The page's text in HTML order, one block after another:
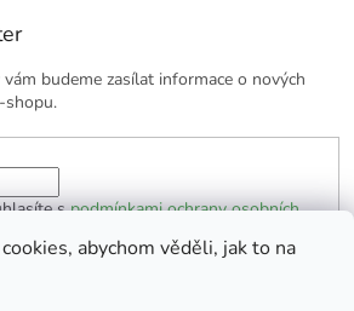
abychom věděli, jak to na
budeme zasílat informace o nových
shopu.
spodmínkami ochrany osobních